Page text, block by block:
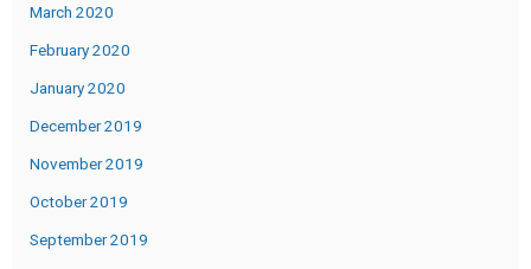
March 2020
February 2020
January 2020
December 2019
November 2019
October 2019
September 2019